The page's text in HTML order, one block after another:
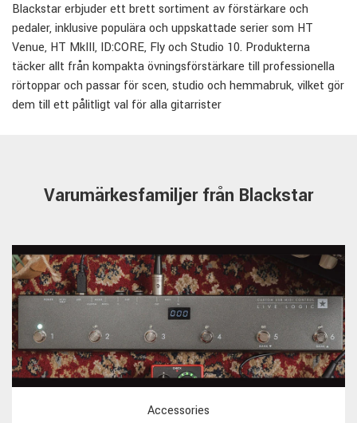
Blackstar erbjuder ett brett sortiment av förstärkare och
pedaler, inklusive populära och uppskattade serier som HT
Venue, HT MkIII, ID:CORE, Fly och Studio 10. Produkterna
täcker allt från kompakta övningsförstärkare till professionella
rörtoppar och passar för scen, studio och hemmabruk, vilket gör
dem till ett pålitligt val för alla gitarrister
Varumärkesfamiljer från Blackstar
Accessories